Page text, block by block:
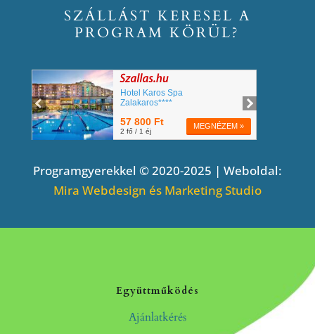
SZÁLLÁST KERESEL A
PROGRAM KÖRÜL?
Programgyerekkel © 2020-2025 | Weboldal:
Mira Webdesign és Marketing Studio
Együttműködés
Ajánlatkérés